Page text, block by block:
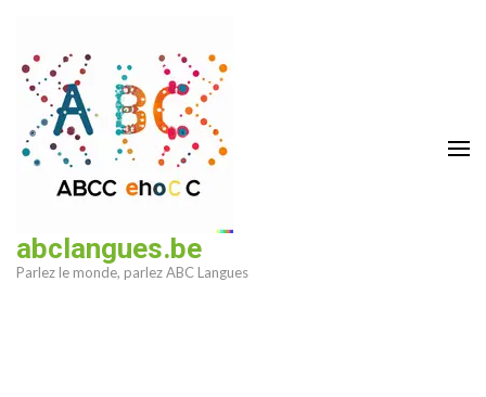
contenu
(Pressez
Entrée)
abclangues.be
Parlez le monde, parlez ABC Langues